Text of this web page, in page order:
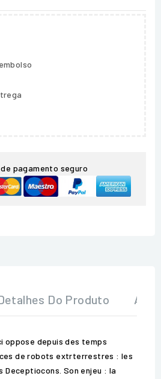
pagamento seguro
Do Produto
oppose depuis des temps
de robots extrterrestres : les
Son enjeu : la